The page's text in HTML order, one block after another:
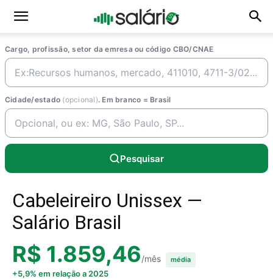
Cargo, profissão, setor da emresa ou código CBO/CNAE
Cidade/estado (opcional). Em branco = Brasil
Pesquisar
Cabeleireiro Unissex —
Salário Brasil
R$ 1.859,46/mês média
+5,9% em relação a 2025